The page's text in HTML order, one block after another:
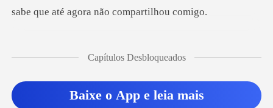
tranquilamente. ACapítulos Desbloqueados
Baixe o App e leia mais